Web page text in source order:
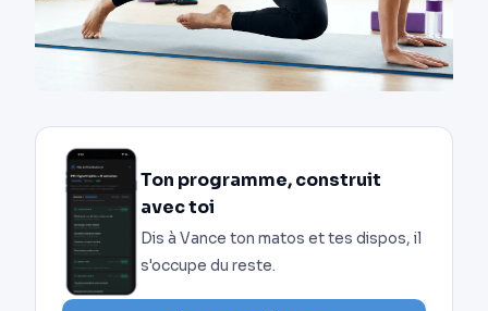
Ton programme, construit
avec toi
Dis à Vance ton matos et tes dispos, il
s'occupe du reste.